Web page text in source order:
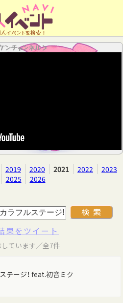
イベントを検索！
ンチャンネル＞
2019 2020 2021 2022
2023
2025 2026
果をツイート
ています／全7件
テージ！ feat.初音ミク